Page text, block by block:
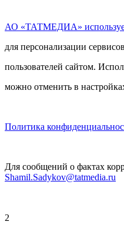
АО «ТАТМЕДИА»
для персонализации
пользователей сайтом.
можно отменить в
Политика
Для сообщений о фактах
Shamil.Sadykov@tatmedia.ru
2